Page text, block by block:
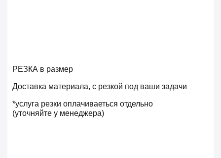
РЕЗКА в размер
Доставка материала, с резкой под ваши задачи
*услуга резки оплачиваеться отдельно
(уточняйте у менеджера)